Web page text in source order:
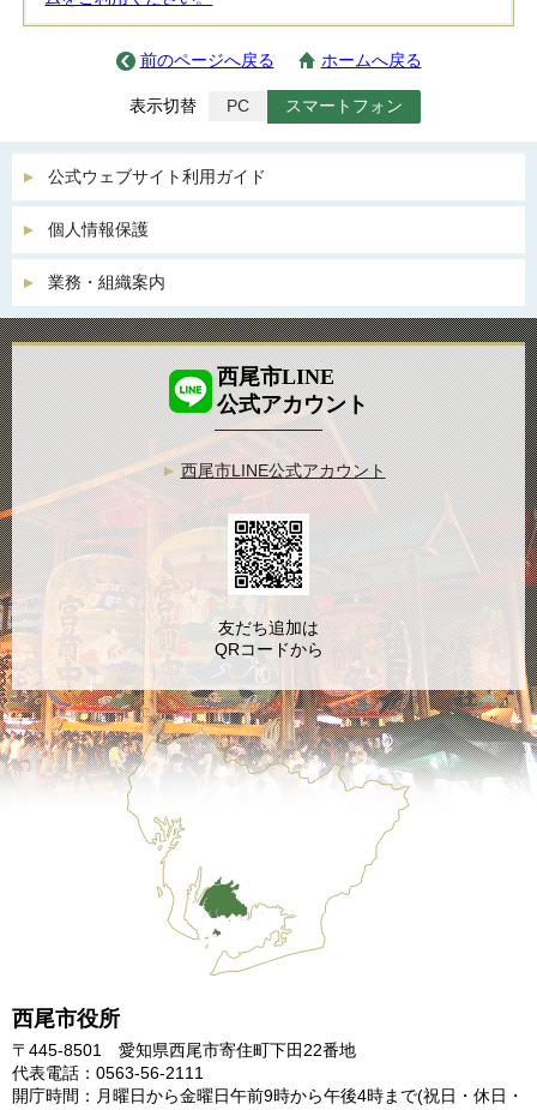
前のページへ戻る ホームへ戻る
表示切替 PC スマートフォン
公式ウェブサイト利用ガイド
個人情報保護
業務・組織案内
西尾市役所
〒445-8501 愛知県西尾市寄住町下田22番地
代表電話：0563-56-2111
開庁時間：月曜日から金曜日午前9時から午後4時まで(祝日・休日・
西尾市LINE
公式アカウント
西尾市LINE公式アカウント
友だち追加は
QRコードから